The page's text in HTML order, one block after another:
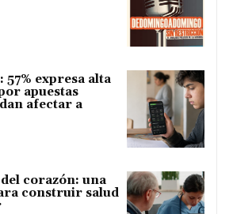
57% expresa alta
apuestas
afectar a
corazón: una
construir salud